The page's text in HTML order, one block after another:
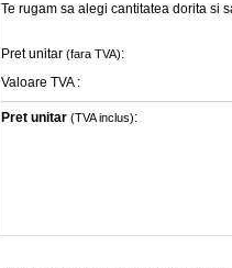
Te rugam sa alegi cantitatea dorita si
Pret unitar (fara TVA):
Valoare TVA :
Pret unitar (TVA inclus):